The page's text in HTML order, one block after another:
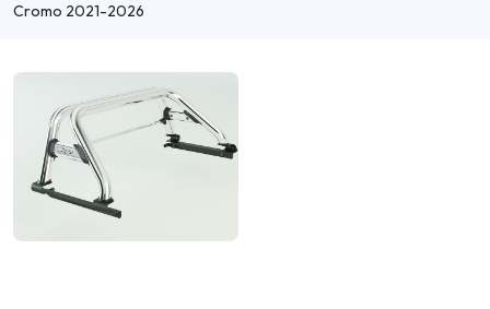
Cromo 2021-2026